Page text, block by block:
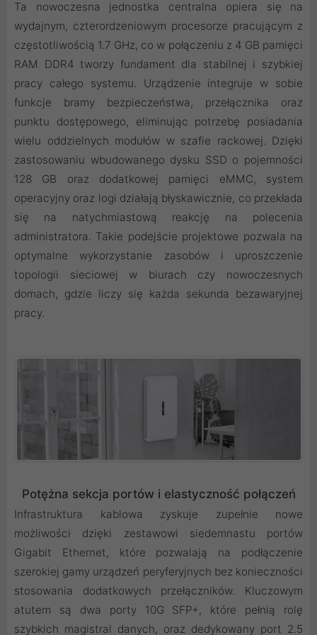
Ta nowoczesna jednostka centralna opiera się na
wydajnym, czterordzeniowym procesorze pracującym z
częstotliwością 1.7 GHz, co w połączeniu z 4 GB pamięci
RAM DDR4 tworzy fundament dla stabilnej i szybkiej
pracy całego systemu. Urządzenie integruje w sobie
funkcje bramy bezpieczeństwa, przełącznika oraz
punktu dostępowego, eliminując potrzebę posiadania
wielu oddzielnych modułów w szafie rackowej. Dzięki
zastosowaniu wbudowanego dysku SSD o pojemności
128 GB oraz dodatkowej pamięci eMMC, system
operacyjny oraz logi działają błyskawicznie, co przekłada
się na natychmiastową reakcję na polecenia
administratora. Takie podejście projektowe pozwala na
optymalne wykorzystanie zasobów i uproszczenie
topologii sieciowej w biurach czy nowoczesnych
domach, gdzie liczy się każda sekunda bezawaryjnej
pracy.
Potężna sekcja portów i elastyczność połączeń
Infrastruktura kablowa zyskuje zupełnie nowe
możliwości dzięki zestawowi siedemnastu portów
Gigabit Ethernet, które pozwalają na podłączenie
szerokiej gamy urządzeń peryferyjnych bez konieczności
stosowania dodatkowych przełączników. Kluczowym
atutem są dwa porty 10G SFP+, które pełnią rolę
szybkich magistral danych, oraz dedykowany port 2.5